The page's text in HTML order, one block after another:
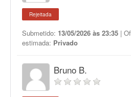
Rejeitada
Submetido: 13/05/2026 às 23:35 |
estimada: Privado
Bruno B.